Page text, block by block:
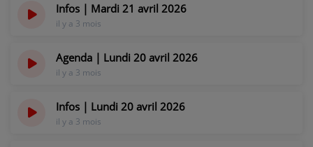
Infos | Mardi 21 avril 2026
il y a 3 mois
Agenda | Lundi 20 avril 2026
il y a 3 mois
Infos | Lundi 20 avril 2026
il y a 3 mois